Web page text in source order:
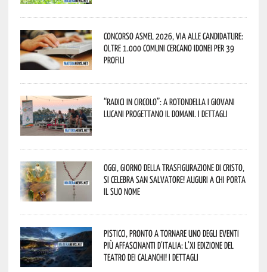
Concorso Asmel 2026, via alle candidature:
oltre 1.000 Comuni cercano idonei per 39
profili
“Radici in Circolo”: a Rotondella i giovani
lucani progettano il domani. I dettagli
Oggi, giorno della Trasfigurazione di Cristo,
si celebra San Salvatore! Auguri a chi porta
il suo nome
Pisticci, pronto a tornare uno degli eventi
più affascinanti d’Italia: l’XI edizione del
Teatro dei Calanchi! I dettagli